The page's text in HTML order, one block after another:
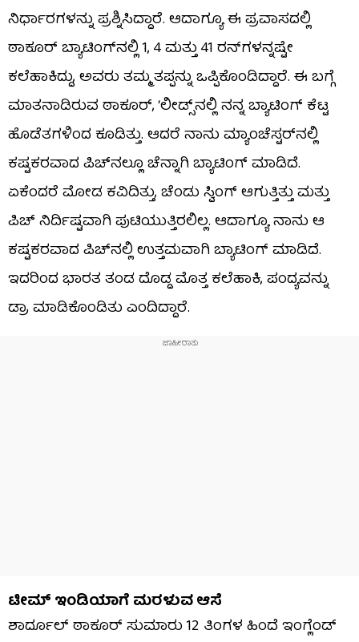
ನಿರ್ಧಾರಗಳನ್ನು ಪ್ರಶ್ನಿಸಿದ್ದಾರೆ. ಆದಾಗ್ಯೂ ಈ ಪ್ರವಾಸದಲ್ಲಿ
ಠಾಕೂರ್ ಬ್ಯಾಟಿಂಗ್‌ನಲ್ಲಿ 1, 4 ಮತ್ತು 41 ರನ್​ಗಳನ್ನಷ್ಟೇ
ಕಲೆಹಾಕಿದ್ದು, ಅವರು ತಮ್ಮ ತಪ್ಪನ್ನು ಒಪ್ಪಿಕೊಂಡಿದ್ದಾರೆ. ಈ ಬಗ್ಗೆ
ಮಾತನಾಡಿರುವ ಠಾಕೂರ್, ‘ಲೀಡ್ಸ್‌ನಲ್ಲಿ ನನ್ನ ಬ್ಯಾಟಿಂಗ್ ಕೆಟ್ಟ
ಹೊಡೆತಗಳಿಂದ ಕೂಡಿತ್ತು. ಆದರೆ ನಾನು ಮ್ಯಾಂಚೆಸ್ಟರ್‌ನಲ್ಲಿ
ಕಷ್ಟಕರವಾದ ಪಿಚ್​ನಲ್ಲೂ ಚೆನ್ನಾಗಿ ಬ್ಯಾಟಿಂಗ್ ಮಾಡಿದೆ.
ಏಕೆಂದರೆ ಮೋಡ ಕವಿದಿತ್ತು, ಚೆಂಡು ಸ್ವಿಂಗ್ ಆಗುತ್ತಿತ್ತು ಮತ್ತು
ಪಿಚ್ ನಿರ್ದಿಷ್ಟವಾಗಿ ಪುಟಿಯುತ್ತಿರಲಿಲ್ಲ. ಆದಾಗ್ಯೂ ನಾನು ಆ
ಕಷ್ಟಕರವಾದ ಪಿಚ್​ನಲ್ಲಿ ಉತ್ತಮವಾಗಿ ಬ್ಯಾಟಿಂಗ್‌ ಮಾಡಿದೆ.
ಇದರಿಂದ ಭಾರತ ತಂಡ ದೊಡ್ಡ ಮೊತ್ತ ಕಲೆಹಾಕಿ, ಪಂದ್ಯವನ್ನು
ಡ್ರಾ ಮಾಡಿಕೊಂಡಿತು ಎಂದಿದ್ದಾರೆ.
ಟೀಮ್ ಇಂಡಿಯಾಗೆ ಮರಳುವ ಆಸೆ
ಶಾರ್ದೂಲ್ ಠಾಕೂರ್ ಸುಮಾರು 12 ತಿಂಗಳ ಹಿಂದೆ ಇಂಗ್ಲೆಂಡ್